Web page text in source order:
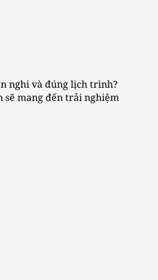
nghi và đúng lịch trình?
sẽ mang đến trải nghiệm